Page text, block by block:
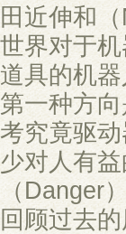
田近伸和
世界对于
道具的机
第一种方
考究竟驱
少对人有
（Danger
回顾过去